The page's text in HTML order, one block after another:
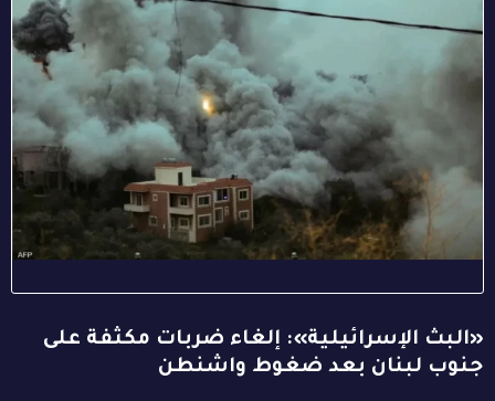
«البث الإسرائيلية»: إلغاء ضربات مكثفة على
جنوب لبنان بعد ضغوط واشنطن